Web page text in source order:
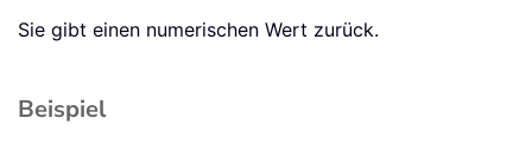
Sie gibt einen numerischen Wert zurück.
Beispiel